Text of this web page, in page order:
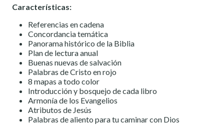
Características:
Referencias en cadena
Concordancia temática
Panorama histórico de la Biblia
Plan de lectura anual
Buenas nuevas de salvación
Palabras de Cristo en rojo
8 mapas a todo color
Introducción y bosquejo de cada libro
Armonía de los Evangelios
Atributos de Jesús
Palabras de aliento para tu caminar con Dios